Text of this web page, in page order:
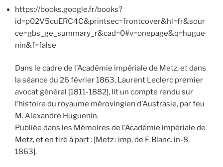
https://books.google.fr/books?
id=p02V5cuERC4C&printsec=frontcover&hl=fr&sour
ce=gbs_ge_summary_r&cad=0#v=onepage&q=hugue
nin&f=false
Dans le cadre de l’Académie impériale de Metz, et dans
la séance du 26 février 1863, Laurent Leclerc premier
avocat général [1811-1882], lit un compte rendu sur
l’histoire du royaume mérovingien d’Austrasie, par feu
M. Alexandre Huguenin.
Publiée dans les Mémoires de l’Académie impériale de
Metz, et en tiré à part : [Metz : imp. de F. Blanc. in-8,
1863].